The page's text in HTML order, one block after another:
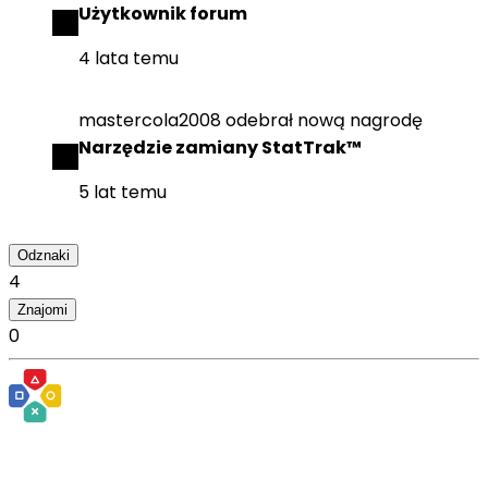
Użytkownik forum
4 lata temu
mastercola2008odebrał nową nagrodę
Narzędzie zamiany StatTrak™
5 lat temu
Odznaki
4
Znajomi
0